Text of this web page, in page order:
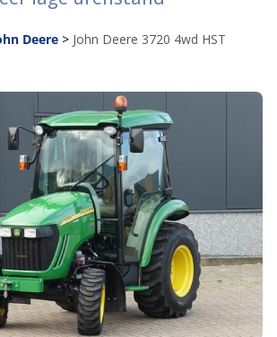
Deere> John Deere 3720 4wd HST